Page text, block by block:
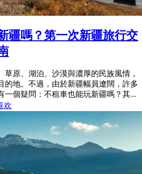
疆嗎？第一次新疆旅行交
草原、湖泊、沙漠與濃厚的民族風情，
的地。不過，由於新疆幅員遼闊，許多
一個疑問：不租車也能玩新疆嗎？其...
欢